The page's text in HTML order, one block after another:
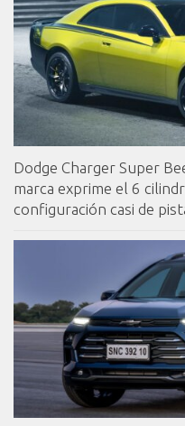
Dodge Charger Super
marca exprime el 6
configuración casi de